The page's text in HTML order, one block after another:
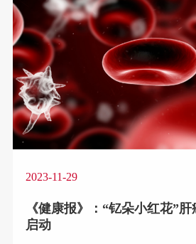
2023-11-29
《健康报》：“钇朵小红花”
启动